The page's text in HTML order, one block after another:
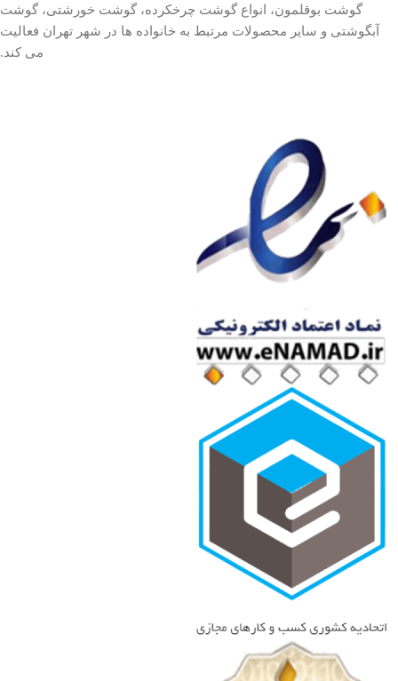
گوشت بوقلمون، انواع گوشت چرخکرده، گوشت خورشتی، گوشت
آبگوشتی و سایر محصولات مرتبط به خانواده ها در شهر تهران فعالیت
می کند.